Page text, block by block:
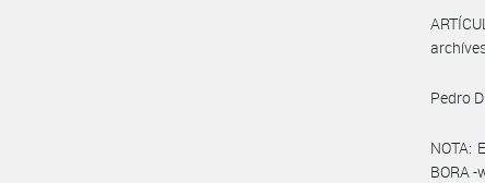
Pedro
NOTA:
BORA